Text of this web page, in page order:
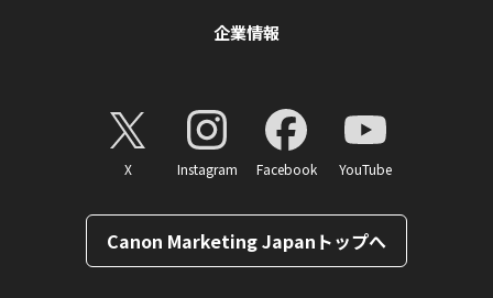
企業情報
X Instagram Facebook YouTube
Canon Marketing Japanトップへ